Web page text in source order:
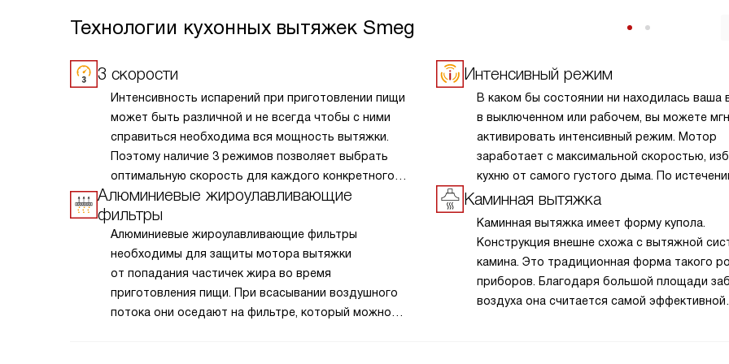
Технологии кухонных вытяжек Smeg
3 скорости
Интенсивность испарений при приготовлении пищи
может быть различной и не всегда чтобы с ними
справиться необходима вся мощность вытяжки.
Поэтому наличие 3 режимов позволяет выбрать
оптимальную скорость для каждого конкретного
случая.
Алюминиевые жироулавливающие
фильтры
Алюминиевые жироулавливающие фильтры
необходимы для защиты мотора вытяжки
от попадания частичек жира во время
приготовления пищи. При всасывании воздушного
потока они оседают на фильтре, который можно
Интенсивный режим
В каком бы состоянии ни находилась ваша
в выключенном или рабочем, вы можете
активировать интенсивный режим. Мотор
заработает с максимальной скоростью,
кухню от самого густого дыма. По
заданного времени прибор вернется
Каминная вытяжка
Каминная вытяжка имеет форму купола.
Конструкция внешне схожа с вытяжной
камина. Это традиционная форма такого
приборов. Благодаря большой площади
воздуха она считается самой эффективной